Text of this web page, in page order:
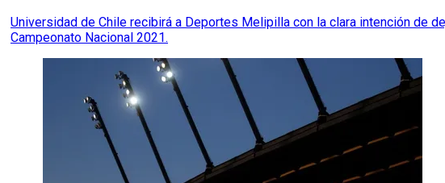
Universidad de Chile recibirá a Deportes Melipilla con la clara intención de
Campeonato Nacional 2021.